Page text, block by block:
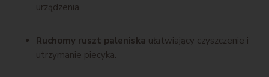
urządzenia.
Ruchomy ruszt paleniska ułatwiający czyszczenie i
utrzymanie piecyka.